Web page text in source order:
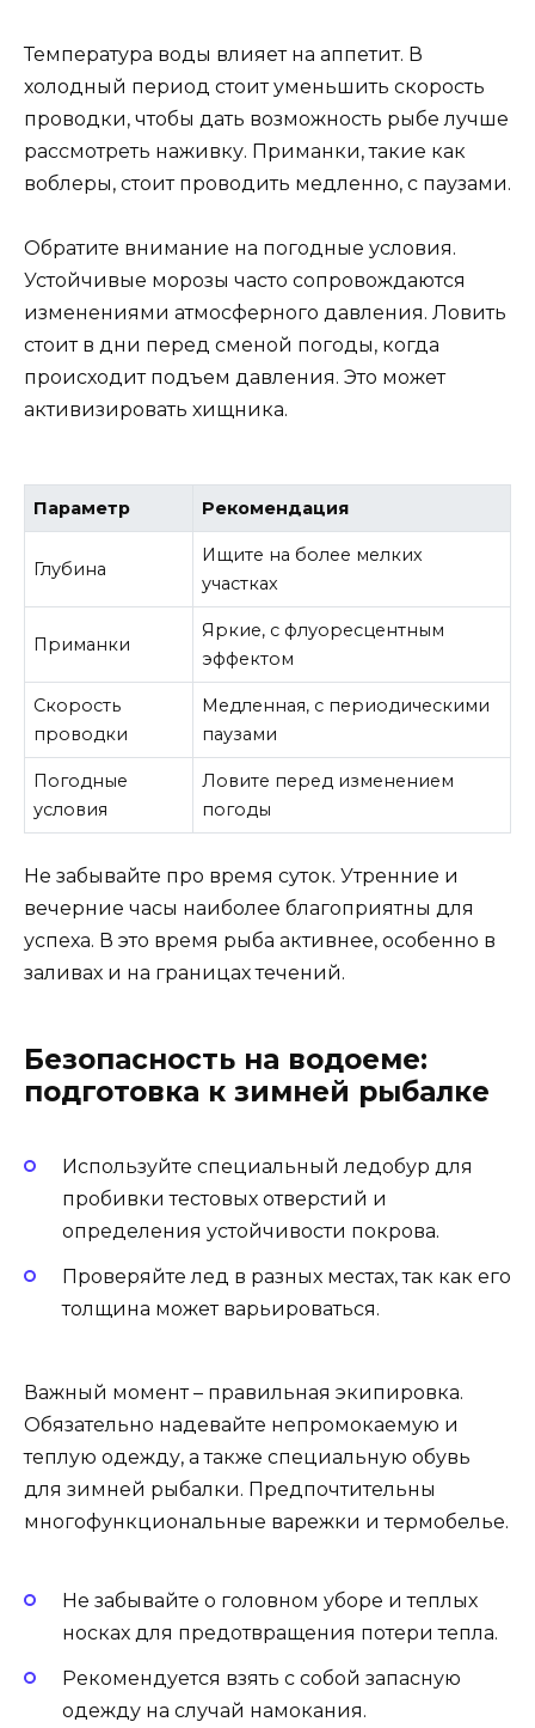
Температура воды влияет на аппетит. В
холодный период стоит уменьшить скорость
проводки, чтобы дать возможность рыбе лучше
рассмотреть наживку. Приманки, такие как
воблеры, стоит проводить медленно, с паузами.
Обратите внимание на погодные условия.
Устойчивые морозы часто сопровождаются
изменениями атмосферного давления. Ловить
стоит в дни перед сменой погоды, когда
происходит подъем давления. Это может
активизировать хищника.
Параметр Рекомендация
Глубина
Ищите на более мелких
участках
Приманки
Яркие, с флуоресцентным
эффектом
Скорость
проводки
Медленная, с периодическими
паузами
Погодные
условия
Ловите перед изменением
погоды
Не забывайте про время суток. Утренние и
вечерние часы наиболее благоприятны для
успеха. В это время рыба активнее, особенно в
заливах и на границах течений.
Безопасность на водоеме:
подготовка к зимней рыбалке
Используйте специальный ледобур для
пробивки тестовых отверстий и
определения устойчивости покрова.
Проверяйте лед в разных местах, так как его
толщина может варьироваться.
Важный момент – правильная экипировка.
Обязательно надевайте непромокаемую и
теплую одежду, а также специальную обувь
для зимней рыбалки. Предпочтительны
многофункциональные варежки и термобелье.
Не забывайте о головном уборе и теплых
носках для предотвращения потери тепла.
Рекомендуется взять с собой запасную
одежду на случай намокания.